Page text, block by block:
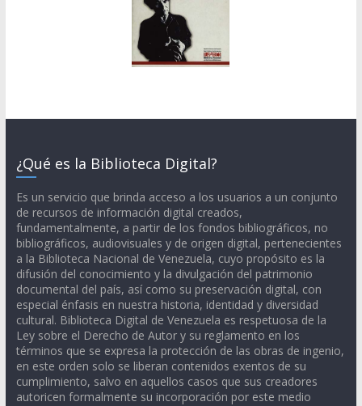
¿Qué es la Biblioteca Digital?
Es un servicio que brinda acceso a los usuarios a un conjunto
de recursos de información digital creados,
fundamentalmente, a partir de los fondos bibliográficos, no
bibliográficos, audiovisuales y de origen digital, pertenecientes
a la Biblioteca Nacional de Venezuela, cuyo propósito es la
difusión del conocimiento y la divulgación del patrimonio
documental del país, así como su preservación digital, con
especial énfasis en nuestra historia, identidad y diversidad
cultural. Biblioteca Digital de Venezuela es respetuosa de la
Ley sobre el Derecho de Autor y su reglamento en los
términos que se expresa la protección de las obras de ingenio,
en este orden solo se liberan contenidos exentos de su
cumplimiento, salvo en aquellos casos que sus creadores
autoricen formalmente su incorporación por este medio